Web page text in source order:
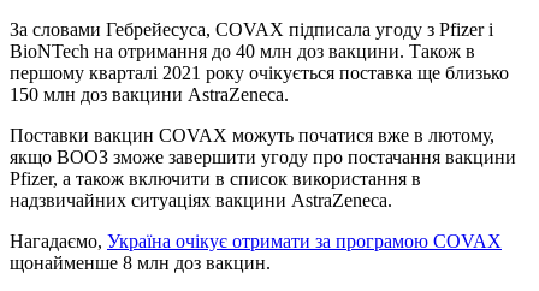
За словами Гебрейесуса, COVAX підписала угоду з Pfizer і
BioNTech на отримання до 40 млн доз вакцини. Також в
першому кварталі 2021 року очікується поставка ще близько
150 млн доз вакцини AstraZeneca.
Поставки вакцин COVAX можуть початися вже в лютому,
якщо ВООЗ зможе завершити угоду про постачання вакцини
Pfizer, а також включити в список використання в
надзвичайних ситуаціях вакцини AstraZeneca.
Нагадаємо, Україна очікує отримати за програмою COVAX
щонайменше 8 млн доз вакцин.